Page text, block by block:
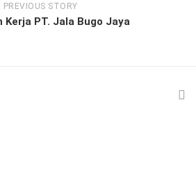
PREVIOUS STORY
Kerja PT. Jala Bugo Jaya